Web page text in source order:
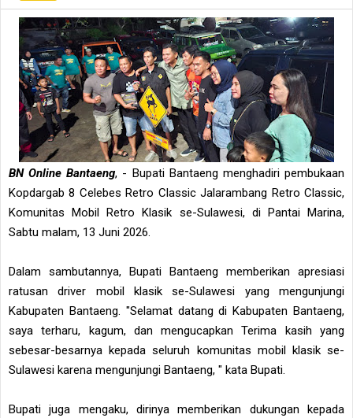
BN Online Bantaeng, - Bupati Bantaeng menghadiri pembukaan
Kopdargab 8 Celebes Retro Classic Jalarambang Retro Classic,
Komunitas Mobil Retro Klasik se-Sulawesi, di Pantai Marina,
Sabtu malam, 13 Juni 2026.
Dalam sambutannya, Bupati Bantaeng memberikan apresiasi
ratusan driver mobil klasik se-Sulawesi yang mengunjungi
Kabupaten Bantaeng. "Selamat datang di Kabupaten Bantaeng,
saya terharu, kagum, dan mengucapkan Terima kasih yang
sebesar-besarnya kepada seluruh komunitas mobil klasik se-
Sulawesi karena mengunjungi Bantaeng, " kata Bupati.
Bupati juga mengaku, dirinya memberikan dukungan kepada